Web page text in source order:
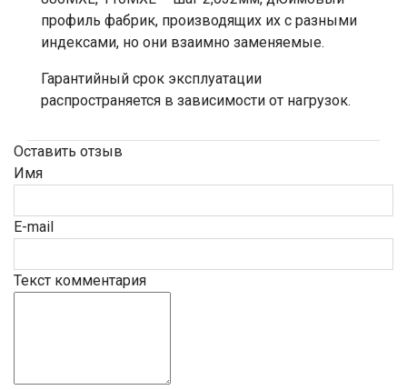
профиль фабрик, производящих их с разными
индексами, но они взаимно заменяемые.
Гарантийный срок эксплуатации
распространяется в зависимости от нагрузок.
Оставить отзыв
Имя
E-mail
Текст комментария